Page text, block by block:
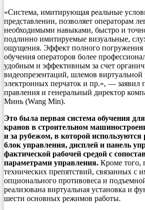
«Система, имитирующая реальные
представлении, позволяет операторам
необходимыми навыками, быстро и
подлинно имитируемые визуальные,
ощущения. Эффект полного погружения
обучения операторов более
удобным и эффективным за счет
видеопрезентаций, шлемов виртуальной
электронных перчаток и пр.», — заявил
правления и генеральный директор
Минь (Wang Min).
Это была первая система обучения
кранов в строительном
и за рубежом, в которой
блок управления, дисплей и панель
фактической рабочей средой с
параметрами управления. Кроме того,
технических препятствий, связанных с
опционального противовеса и
реализована виртуальная установка и
шести основных режимов работы.